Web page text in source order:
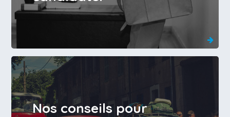
Nos conseils pour